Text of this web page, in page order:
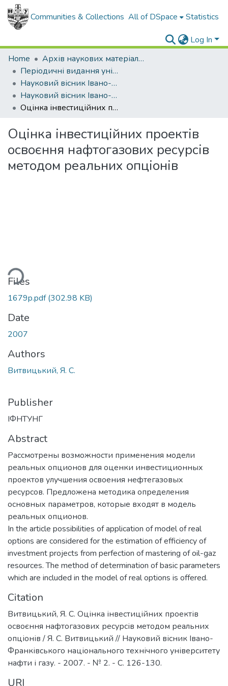
Communities & Collections All of DSpace Statistics
Log In
Home
Архів наукових матеріалів
Періодичні видання університету
Науковий вісник Івано-Франківського національного технічного університету нафти і газу
Науковий вісник Івано-Франківського національного технічного університету нафти і газу - 2007 - №2
Оцінка інвестиційних проектів освоєння нафтогазових ресурсів методом реальних опціонів
Оцінка інвестиційних проектів
освоєння нафтогазових ресурсів
методом реальних опціонів
Files
1679p.pdf(302.98 KB)
Date
2007
Authors
Витвицький, Я. С.
Publisher
ІФНТУНГ
Abstract
Рассмотрены возможности применения модели
реальных опционов для оценки инвестиционных
проектов улучшения освоения нефтегазовых
ресурсов. Предложена методика определения
основных параметров, которые входят в модель
реальных опционов.
In the article possibilities of application of model of real
options are considered for the estimation of efficiency of
investment projects from perfection of mastering of oil-gaz
resources. The method of determination of basic parameters
which are included in the model of real options is offered.
Citation
Витвицький, Я. С. Оцінка інвестиційних проектів
освоєння нафтогазових ресурсів методом реальних
опціонів / Я. С. Витвицький // Науковий вісник Івано-
Франківського національного технічного університету
нафти і газу. - 2007. - № 2. - С. 126-130.
URI